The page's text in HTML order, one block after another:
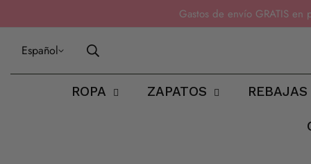
Gastos de envío GRATIS
Español
ROPA ZAPATOS REBAJAS